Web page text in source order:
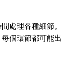
處理各種細節。
個環節都可能出